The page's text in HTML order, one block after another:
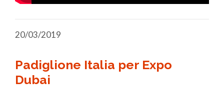
20/03/2019
Padiglione Italia per Expo
Dubai